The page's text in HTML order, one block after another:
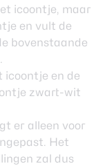
icoontje, maar
en vult de
bovenstaande
icoontje en de
zwart-wit
er alleen voor
Het
zal dus